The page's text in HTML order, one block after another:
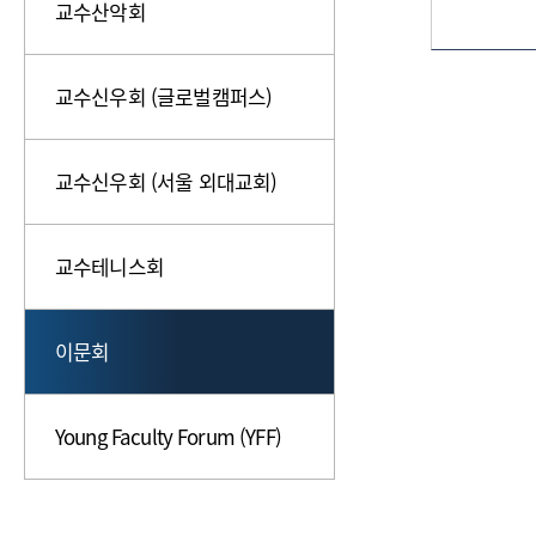
교수산악회
교수신우회 (글로벌캠퍼스)
교수신우회 (서울 외대교회)
교수테니스회
이문회
Young Faculty Forum (YFF)